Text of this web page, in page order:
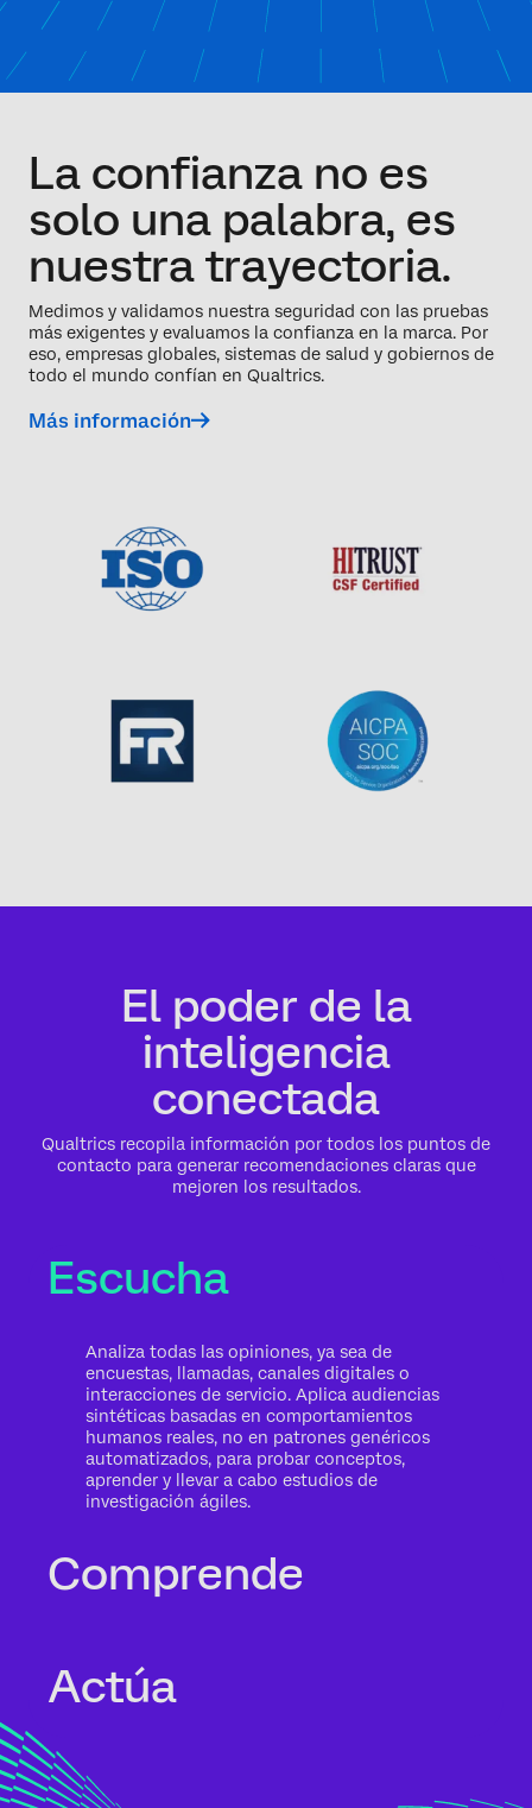
La confianza no es
solo una palabra, es
nuestra trayectoria.
Medimos y validamos nuestra seguridad con las pruebas
más exigentes y evaluamos la confianza en la marca. Por
eso, empresas globales, sistemas de salud y gobiernos de
todo el mundo confían en Qualtrics.
Más información
El poder de la
inteligencia
conectada
Qualtrics recopila información por todos los puntos de
contacto para generar recomendaciones claras que
mejoren los resultados.
Escucha
Analiza todas las opiniones, ya sea de
encuestas, llamadas, canales digitales o
interacciones de servicio. Aplica audiencias
sintéticas basadas en comportamientos
humanos reales, no en patrones genéricos
automatizados, para probar conceptos,
aprender y llevar a cabo estudios de
investigación ágiles.
Comprende
consecuencias para tu negocio. El análisis
de texto automático identifica temas,
Actúa
concretas en el momento oportuno. Los
agentes de la experiencia apoyan a los